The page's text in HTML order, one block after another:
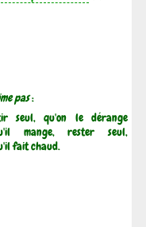
pas:
seul, qu'on le dérange
mange, rester seul,
fait chaud.